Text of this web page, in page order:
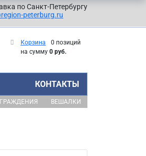
по Санкт-Петербургу
peterburg.ru
Корзина
0 позиций
на сумму 0 руб.
КОНТАКТЫ
ВЕШАЛКИ